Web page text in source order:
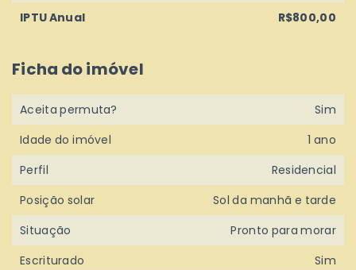
IPTU Anual
R$800,00
Ficha do imóvel
Aceita permuta?
Sim
Idade do imóvel
1 ano
Perfil
Residencial
Posição solar
Sol da manhã e tarde
Situação
Pronto para morar
Escriturado
Sim